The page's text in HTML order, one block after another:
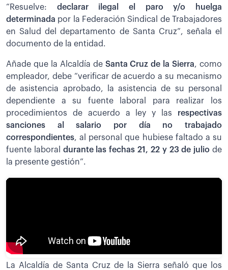
“Resuelve: declarar ilegal el paro y/o huelga
determinada por la Federación Sindical de Trabajadores
en Salud del departamento de Santa Cruz”, señala el
documento de la entidad.
Añade que la Alcaldía deSanta Cruz de la Sierra, como
empleador, debe “verificar de acuerdo a su mecanismo
de asistencia aprobado, la asistencia de su personal
dependiente a su fuente laboral para realizar los
procedimientos de acuerdo a ley y las respectivas
sanciones al salario por día no trabajado
correspondientes, al personal que hubiese faltado a su
fuente laboral durante las fechas 21, 22 y 23 de juliode
la presente gestión”.
La Alcaldía de Santa Cruz de la Sierra señaló que los